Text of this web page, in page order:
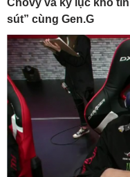
sút” cùng Gen.G